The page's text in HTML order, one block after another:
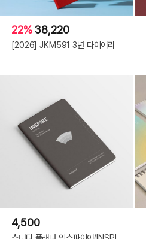
22% 38,220
[2026] JKM591 3년 다이어리
4,500